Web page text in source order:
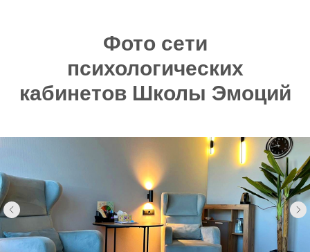
Фото сети
психологических
кабинетов Школы Эмоций